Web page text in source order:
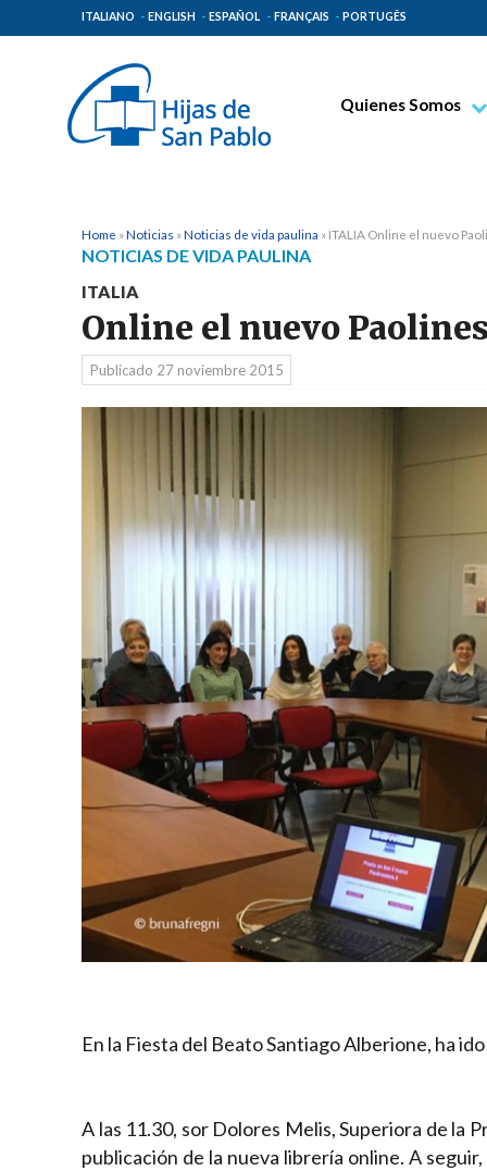
ITALIANO ENGLISH ESPAÑOL FRANÇAIS PORTUGÊS
Quienes Somos
Gobierno General
Home »Noticias »Noticias de vida paulina » ITALIA Online el nuevo
NOTICIAS DE VIDA PAULINA
ITALIA
Online el nuevo
Publicado 27 noviembre 2015
En la Fiesta del Beato Santiago Alberione, ha
A las 11.30, sor Dolores Melis, Superiora de la
publicación de la nueva librería online. A